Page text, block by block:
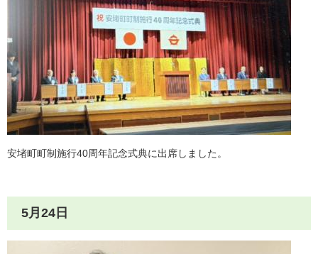
安堵町町制施行40周年記念式典に出席しました。
5月24日